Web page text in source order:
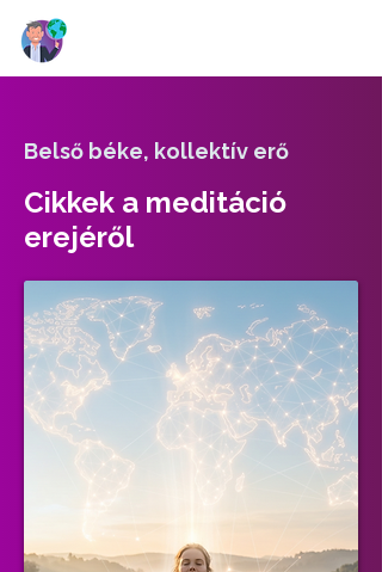
Belső béke, kollektív erő
Cikkek a meditáció
erejéről